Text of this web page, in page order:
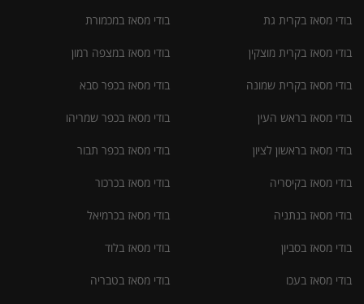
בודי מסאז בקרית גת
בודי מסאז בקרית מוצקין
בודי מסאז בקרית שמונה
בודי מסאז בראש העין
בודי מסאז בראשון לציון
בודי מסאז בקיסריה
בודי מסאז בנתניה
בודי מסאז בסביון
בודי מסאז בעכו
בודי מסאז במכמורת
בודי מסאז במצפה רמון
בודי מסאז בכפר סבא
בודי מסאז בכפר שמריהו
בודי מסאז בכפר תבור
בודי מסאז בכרכור
בודי מסאז בכרמיאל
בודי מסאז בלוד
בודי מסאז בטבריה